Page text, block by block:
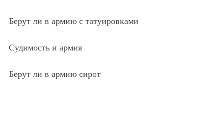
Берут ли в армию с татуировками
Судимость и армия
Берут ли в армию сирот